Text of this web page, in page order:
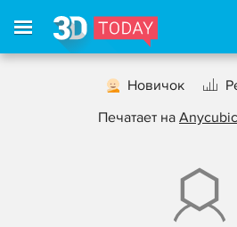
Новичок
Печатает на